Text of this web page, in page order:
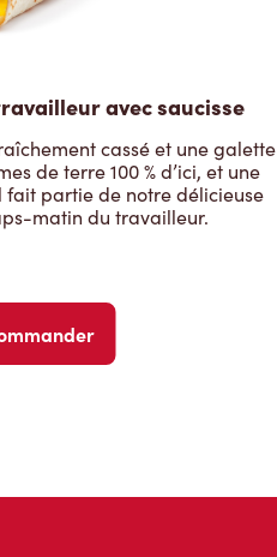
avec saucisse
cassé et une galette
de terre 100 % d’ici, et une
fait partie de notre délicieuse
matin du travailleur.